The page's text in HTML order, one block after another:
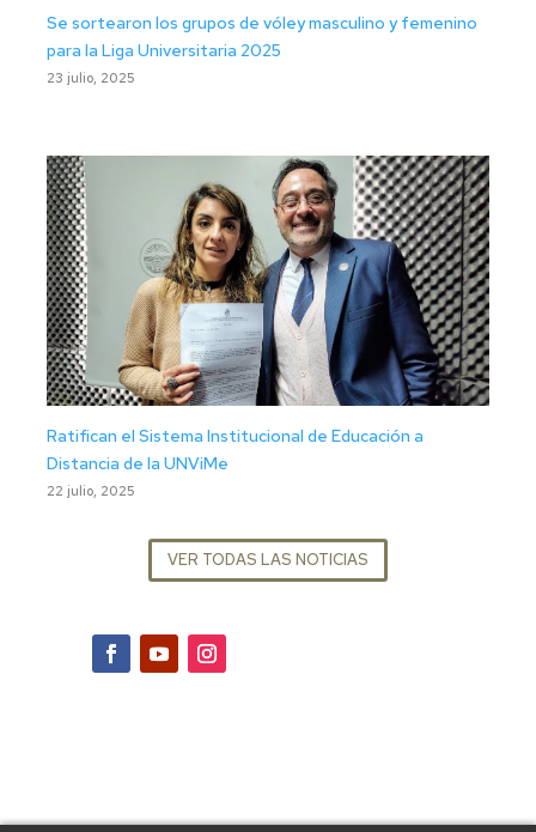
Se sortearon los grupos de vóley masculino y femenino
para la Liga Universitaria 2025
23 julio, 2025
Ratifican el Sistema Institucional de Educación a
Distancia de la UNViMe
22 julio, 2025
VER TODAS LAS NOTICIAS